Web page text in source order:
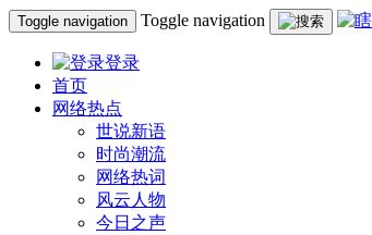
Toggle navigation Toggle navigation
登录
首页
网络热点
世说新语
时尚潮流
网络热词
风云人物
今日之声